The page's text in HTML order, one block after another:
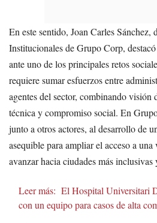
En este sentido, Joan Carles Sánchez,
Institucionales de Grupo Corp,
ante uno de los principales retos
requiere sumar esfuerzos entre
agentes del sector, combinando visión
técnica y compromiso social. En
junto a otros actores, al desarrollo de
asequible para ampliar el acceso a
avanzar hacia ciudades más inclusivas
Leer más: El Hospital Universitari
con un equipo para casos de alta